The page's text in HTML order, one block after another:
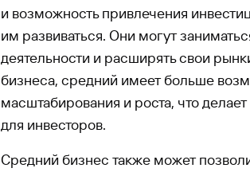
и возможность привлечения
им развиваться. Они могут
деятельности и расширять свои
бизнеса, средний имеет больше
масштабирования и роста, что
для инвесторов.
Средний бизнес также может